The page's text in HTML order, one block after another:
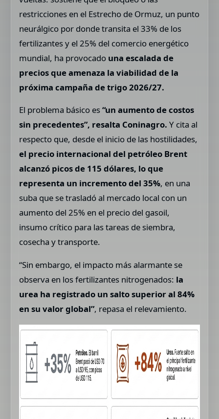
restricciones en el Estrecho de Ormuz, un punto
neurálgico por donde transita el 33% de los
fertilizantes y el 25% del comercio energético
mundial, ha provocado una escalada de
precios que amenaza la viabilidad de la
próxima campaña de trigo 2026/27.
El problema básico es“un aumento de costos
sin precedentes”, resalta Coninagro. Y cita al
respecto que, desde el inicio de las hostilidades,
el precio internacional del petróleo Brent
alcanzó picos de 115 dólares, lo que
representa un incremento del 35%, en una
suba que se trasladó al mercado local con un
aumento del 25% en el precio del gasoil,
insumo crítico para las tareas de siembra,
cosecha y transporte.
“Sin embargo, el impacto más alarmante se
observa en los fertilizantes nitrogenados: la
urea ha registrado un salto superior al 84%
en su valor global”, repasa el relevamiento.